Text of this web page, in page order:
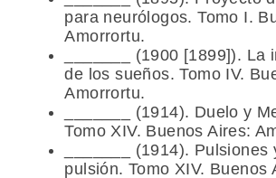
para neurólogos. Tomo I.
Amorrortu.
_______ (1900 [1899]). La
de los sueños. Tomo IV.
Amorrortu.
_______ (1914). Duelo y
Tomo XIV. Buenos Aires:
_______ (1914).
pulsión. Tomo XIV. Buenos